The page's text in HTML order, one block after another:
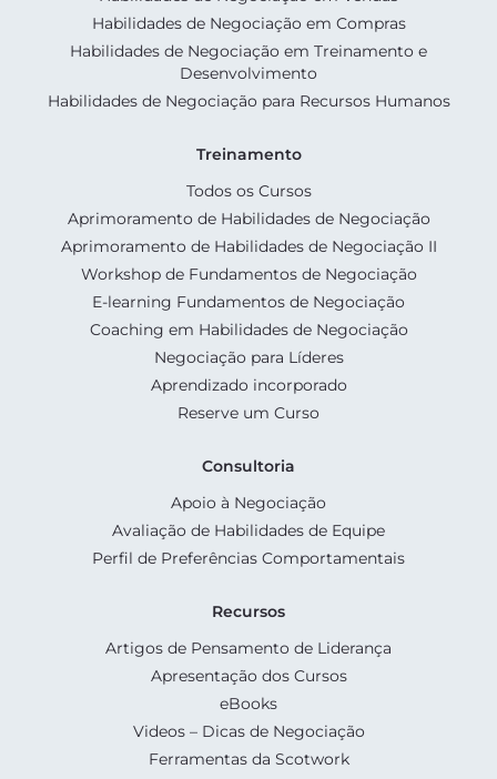
Habilidades de Negociação em Compras
Habilidades de Negociação em Treinamento e
Desenvolvimento
Habilidades de Negociação para Recursos Humanos
Treinamento
Todos os Cursos
Aprimoramento de Habilidades de Negociação
Aprimoramento de Habilidades de Negociação II
Workshop de Fundamentos de Negociação
E-learning Fundamentos de Negociação
Coaching em Habilidades de Negociação
Negociação para Líderes
Aprendizado incorporado
Reserve um Curso
Consultoria
Apoio à Negociação
Avaliação de Habilidades de Equipe
Perfil de Preferências Comportamentais
Recursos
Artigos de Pensamento de Liderança
Apresentação dos Cursos
eBooks
Videos – Dicas de Negociação
Ferramentas da Scotwork